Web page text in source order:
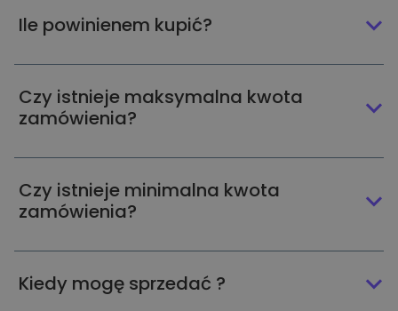
Ile powinienem kupić?
Czy istnieje maksymalna kwota
zamówienia?
Czy istnieje minimalna kwota
zamówienia?
Kiedy mogę sprzedać ?